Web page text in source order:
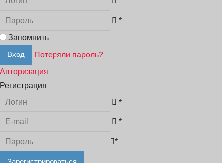
*
Запомнить
Потеряли пароль?
Авторизация
Регистрация
*
*
*